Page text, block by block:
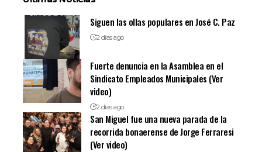
Siguen las ollas populares en José C. Paz
2 días ago
Fuerte denuncia en la Asamblea en el
Sindicato Empleados Municipales (Ver
video)
2 días ago
San Miguel fue una nueva parada de la
recorrida bonaerense de Jorge Ferraresi
(Ver video)